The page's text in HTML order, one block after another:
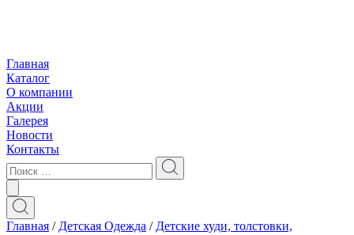
Главная
Каталог
О компании
Акции
Галерея
Новости
Контакты
Главная /Детская Одежда /Детские худи, толстовки,